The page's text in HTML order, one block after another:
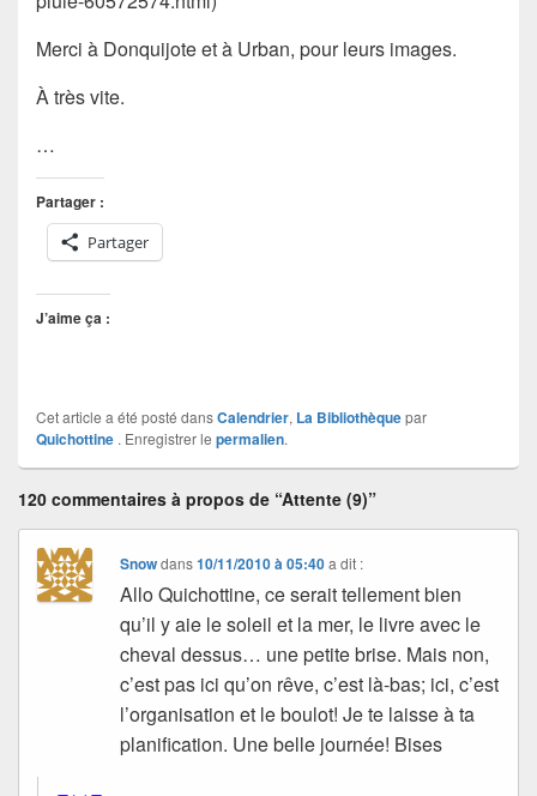
Merci à Donquijote et à Urban, pour leurs images.
À très vite.
…
Partager :
Partager
J’aime ça :
Cet article a été posté dansCalendrier, La Bibliothèquepar
Quichottine . Enregistrer le permalien.
120 commentaires à propos de “Attente (9)”
Snowdans10/11/2010 à 05:40 a dit :
Allo Quichottine, ce serait tellement bien
qu’il y aie le soleil et la mer, le livre avec le
cheval dessus… une petite brise. Mais non,
c’est pas ici qu’on rêve, c’est là-bas; ici, c’est
l’organisation et le boulot! Je te laisse à ta
planification. Une belle journée! Bises